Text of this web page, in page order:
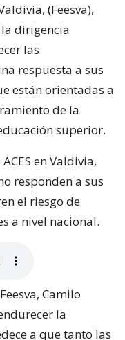
(Feesva),
dirigencia
las
respuesta a sus
están orientadas a
de la
superior.
en Valdivia,
responden a sus
el riesgo de
a nivel nacional.
Camilo
la
a que tanto las